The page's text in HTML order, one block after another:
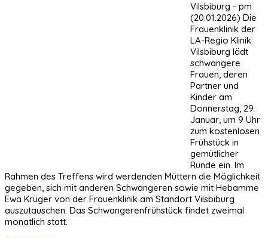
Vilsbiburg - pm
(20.01.2026) Die
Frauenklinik der
LA-Regio Klinik
Vilsbiburg lädt
schwangere
Frauen, deren
Partner und
Kinder am
Donnerstag, 29.
Januar, um 9 Uhr
zum kostenlosen
Frühstück in
gemütlicher
Runde ein. Im
Rahmen des Treffens wird werdenden Müttern die Möglichkeit
gegeben, sich mit anderen Schwangeren sowie mit Hebamme
Ewa Krüger von der Frauenklinik am Standort Vilsbiburg
auszutauschen. Das Schwangerenfrühstück findet zweimal
monatlich statt.